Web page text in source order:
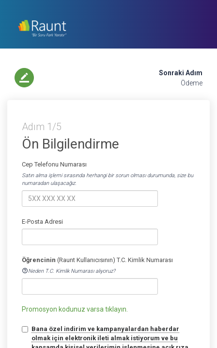
border_color
Sonraki Adım
Ödeme
Adım 1/5
Ön Bilgilendirme
Cep Telefonu Numarası
Satın alma işlemi sırasında herhangi bir sorun olması durumunda, size bu
numaradan ulaşacağız.
E-Posta Adresi
Öğrencinin (Raunt Kullanıcısının) T.C. Kimlik Numarası
help_outlineNeden T.C. Kimlik Numarası alıyoruz?
Promosyon kodunuz varsa tıklayın.
Bana özel indirim ve kampanyalardan haberdar
olmak için elektronik ileti almak istiyorum ve bu